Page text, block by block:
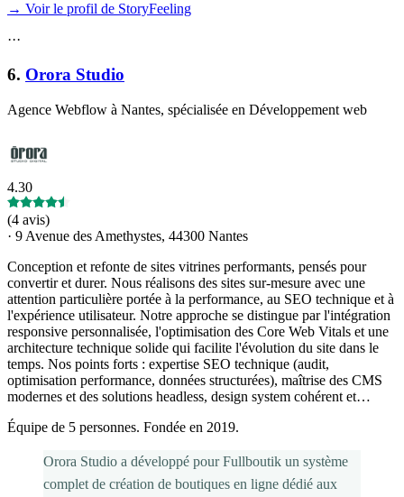
→ Voir le profil de StoryFeeling
···
6. Orora Studio
Agence Webflow à Nantes, spécialisée en Développement web
4.30
(4 avis)
· 9 Avenue des Amethystes, 44300 Nantes
Conception et refonte de sites vitrines performants, pensés pour
convertir et durer. Nous réalisons des sites sur-mesure avec une
attention particulière portée à la performance, au SEO technique et à
l'expérience utilisateur. Notre approche se distingue par l'intégration
responsive personnalisée, l'optimisation des Core Web Vitals et une
architecture technique solide qui facilite l'évolution du site dans le
temps. Nos points forts : expertise SEO technique (audit,
optimisation performance, données structurées), maîtrise des CMS
modernes et des solutions headless, design system cohérent et…
Équipe de 5 personnes. Fondée en 2019.
Orora Studio a développé pour Fullboutik un système
complet de création de boutiques en ligne dédié aux